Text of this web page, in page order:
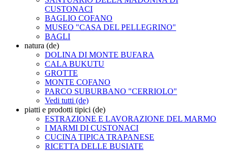
CUSTONACI
BAGLIO COFANO
MUSEO "CASA DEL PELLEGRINO"
BAGLI
natura (de)
DOLINA DI MONTE BUFARA
CALA BUKUTU
GROTTE
MONTE COFANO
PARCO SUBURBANO "CERRIOLO"
Vedi tutti (de)
piatti e prodotti tipici (de)
ESTRAZIONE E LAVORAZIONE DEL MARMO
I MARMI DI CUSTONACI
CUCINA TIPICA TRAPANESE
RICETTA DELLE BUSIATE